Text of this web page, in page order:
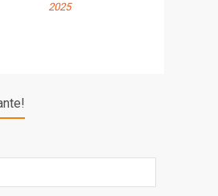
2025